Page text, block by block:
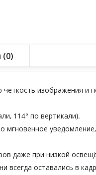
(0)
изображения и
114° по вертикали).
даже при низкой
всегда оставались в